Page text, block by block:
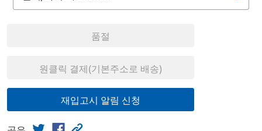
품절
원클릭 결제(기본주소로 배송)
재입고시 알림 신청